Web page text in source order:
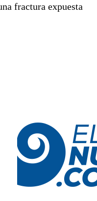
fractura expuesta